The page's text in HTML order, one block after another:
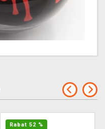
Rabat 52 %